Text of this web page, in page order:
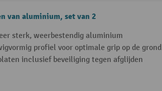
van aluminium, set van 2
sterk, weerbestendig aluminium
profiel voor optimale grip op de grond
inclusief beveiliging tegen afglijden